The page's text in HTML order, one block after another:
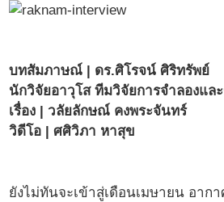
บทสัมภาษณ์ | ดร.ศิโรจน์ ศิริทรัพย์
นักวิจัยอาวุโส ทีมวิจัยการจำลองแล
เรื่อง | วลัยลักษณ์ คงพระจันทร์
วิดีโอ | ศศิวิภา หาสุข
ยังไม่ทันจะเข้าสู่เดือนเมษายน อาก